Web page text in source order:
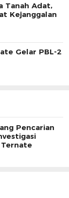
Tanah Adat,
Kejanggalan
Gelar PBL-2
Pencarian
Ternate